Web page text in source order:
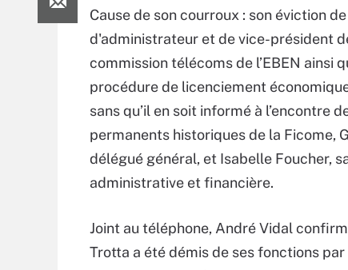
Cause de son courroux : son éviction
d'administrateur et de vice-président
commission télécoms de l’EBEN ainsi
procédure de licenciement
sans qu’il en soit informé à l’encontre
permanents historiques de la Ficome,
délégué général, et Isabelle Foucher,
administrative et financière.
Joint au téléphone, André Vidal
Trotta a été démis de ses fonctions